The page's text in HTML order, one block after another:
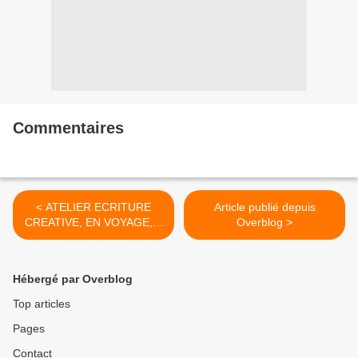
Commentaires
< ATELIER ECRITURE
CREATIVE, EN VOYAGE, à
PONT-SCORFF en
Article publié depuis
Overblog >
Hébergé par Overblog
Top articles
Pages
Contact